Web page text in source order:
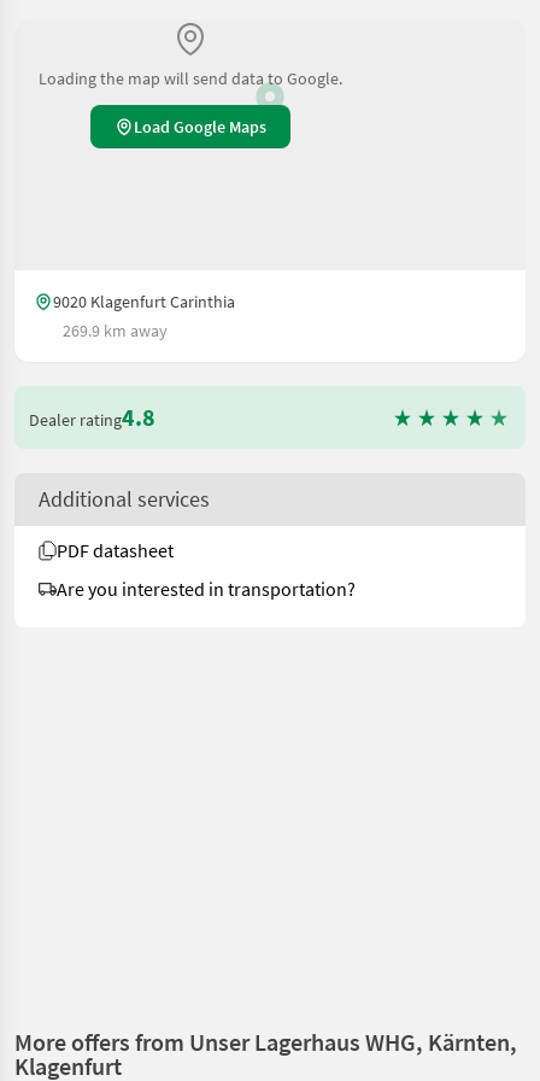
Loading the map will send data to Google.
Load Google Maps
9020 Klagenfurt Carinthia
269.9 km away
Dealer rating4.8
Additional services
PDF datasheet
Are you interested in transportation?
More offers from Unser Lagerhaus WHG, Kärnten,
Klagenfurt